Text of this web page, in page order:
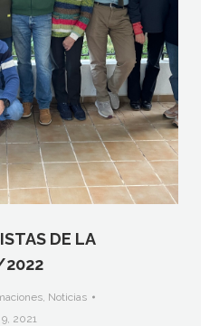
DE LA
2022
, Noticias
2021